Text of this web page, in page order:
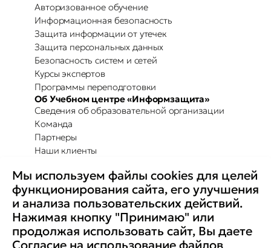
Авторизованное обучение
Информационная безопасность
Защита информации от утечек
Защита персональных данных
Безопасность систем и сетей
Курсы экспертов
Программы переподготовки
Об Учебном центре «Информзащита»
Сведения об образовательной организации
Команда
Партнеры
Наши клиенты
Повышение осведомленности
Партнерство с Secure-T
Преимущества для бизнеса
Комплексные программы
Контакты
Медиа
Вакансии
Мы используем файлы cookies для целей
функционирования сайта, его улучшения
и анализа пользовательских действий.
Нажимая кнопку "Принимаю" или
продолжая использовать сайт, Вы даете
Согласие на использование файлов